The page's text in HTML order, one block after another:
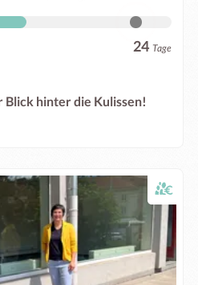
24 Tage
Blick hinter die Kulissen!